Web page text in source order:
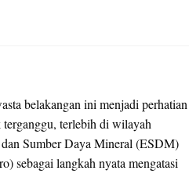
belakangan ini menjadi perhatian
terlebih di wilayah
Sumber Daya Mineral (ESDM)
sebagai langkah nyata mengatasi